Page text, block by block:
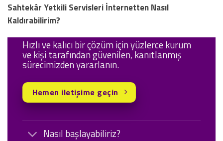
Sahtekâr Yetkili Servisleri İnternetten Nasıl
Kaldırabilirim?
Nasıl başlayabiliriz?
Hızlı ve kalıcı bir çözüm için yüzlerce kurum
ve kişi tarafından güvenilen, kanıtlanmış
sürecimizden yararlanın.
Hemen iletişime geçin